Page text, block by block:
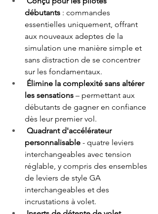
débutants : commandes
essentielles uniquement, offrant
aux nouveaux adeptes de la
simulation une manière simple et
sans distraction de se concentrer
sur les fondamentaux.
Élimine la complexité sans altérer
les sensations – permettant aux
débutants de gagner en confiance
dès leur premier vol.
Quadrant d'accélérateur
personnalisable - quatre leviers
interchangeables avec tension
réglable, y compris des ensembles
de leviers de style GA
interchangeables et des
incrustations à volet.